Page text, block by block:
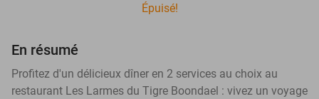
Épuisé!
En résumé
Profitez d'un délicieux dîner en 2 services au choix au
restaurant Les Larmes du Tigre Boondael : vivez un voyage